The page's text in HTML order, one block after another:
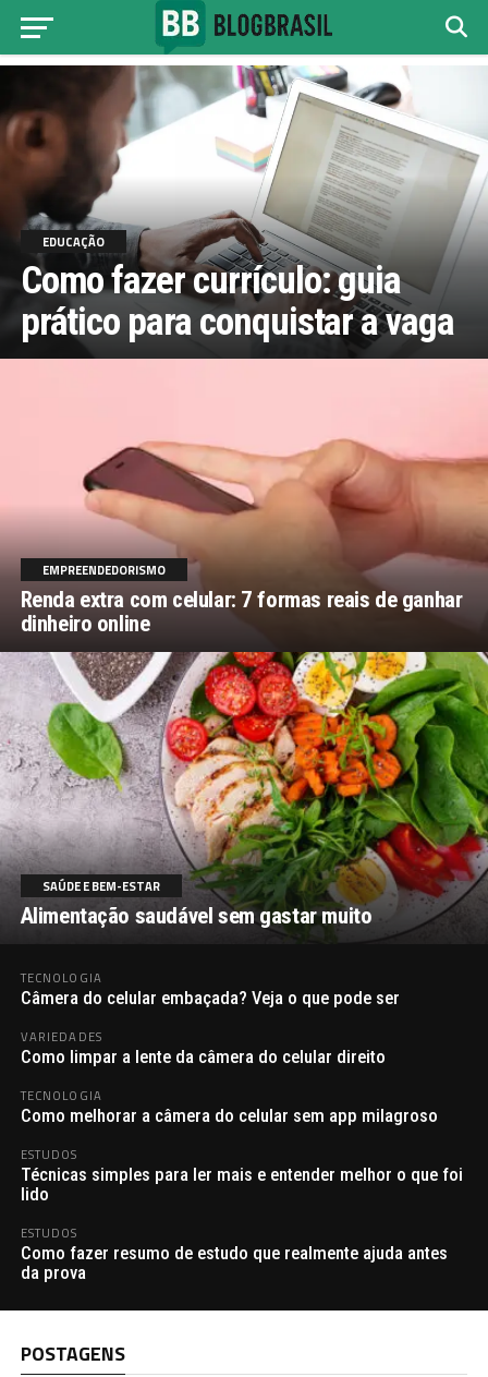
EDUCAÇÃO
Como fazer currículo: guia
prático para conquistar a vaga
EMPREENDEDORISMO
Renda extra com celular: 7 formas reais de ganhar
dinheiro online
SAÚDE E BEM-ESTAR
Alimentação saudável sem gastar muito
TECNOLOGIA
Câmera do celular embaçada? Veja o que pode ser
VARIEDADES
Como limpar a lente da câmera do celular direito
TECNOLOGIA
Como melhorar a câmera do celular sem app milagroso
ESTUDOS
Técnicas simples para ler mais e entender melhor o que foi
lido
ESTUDOS
Como fazer resumo de estudo que realmente ajuda antes
da prova
POSTAGENS